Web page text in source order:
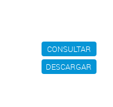
CONSULTAR
DESCARGAR